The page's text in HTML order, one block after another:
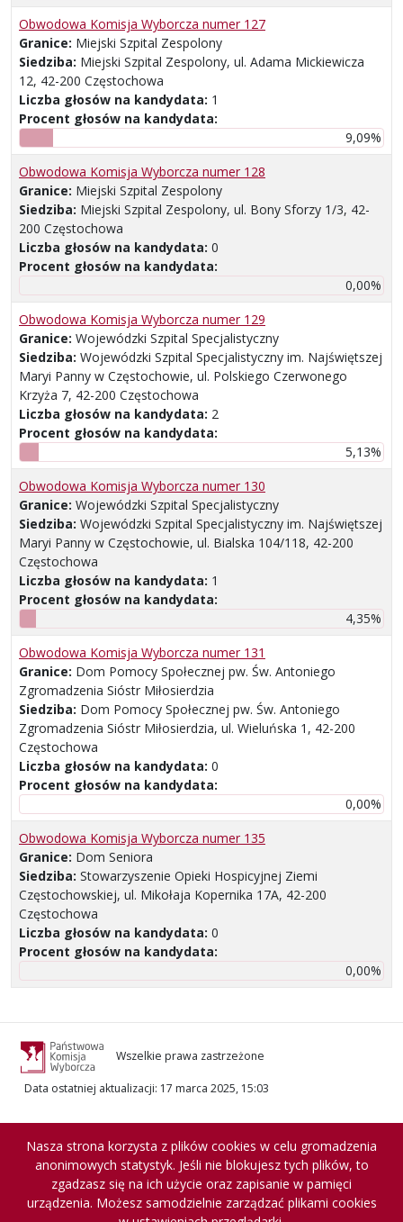
Obwodowa Komisja Wyborcza numer 127
Granice: Miejski Szpital Zespolony
Siedziba: Miejski Szpital Zespolony, ul. Adama Mickiewicza
12, 42-200 Częstochowa
Liczba głosów na kandydata: 1
Procent głosów na kandydata:
9,09%
Obwodowa Komisja Wyborcza numer 128
Granice: Miejski Szpital Zespolony
Siedziba: Miejski Szpital Zespolony, ul. Bony Sforzy 1/3, 42-
200 Częstochowa
Liczba głosów na kandydata: 0
Procent głosów na kandydata:
0,00%
Obwodowa Komisja Wyborcza numer 129
Granice: Wojewódzki Szpital Specjalistyczny
Siedziba: Wojewódzki Szpital Specjalistyczny im. Najświętszej
Maryi Panny w Częstochowie, ul. Polskiego Czerwonego
Krzyża 7, 42-200 Częstochowa
Liczba głosów na kandydata: 2
Procent głosów na kandydata:
5,13%
Obwodowa Komisja Wyborcza numer 130
Granice: Wojewódzki Szpital Specjalistyczny
Siedziba: Wojewódzki Szpital Specjalistyczny im. Najświętszej
Maryi Panny w Częstochowie, ul. Bialska 104/118, 42-200
Częstochowa
Liczba głosów na kandydata: 1
Procent głosów na kandydata:
4,35%
Obwodowa Komisja Wyborcza numer 131
Granice: Dom Pomocy Społecznej pw. Św. Antoniego
Zgromadzenia Sióstr Miłosierdzia
Siedziba: Dom Pomocy Społecznej pw. Św. Antoniego
Zgromadzenia Sióstr Miłosierdzia, ul. Wieluńska 1, 42-200
Częstochowa
Liczba głosów na kandydata: 0
Procent głosów na kandydata:
0,00%
Obwodowa Komisja Wyborcza numer 135
Granice: Dom Seniora
Siedziba: Stowarzyszenie Opieki Hospicyjnej Ziemi
Częstochowskiej, ul. Mikołaja Kopernika 17A, 42-200
Częstochowa
Liczba głosów na kandydata: 0
Procent głosów na kandydata:
0,00%
Wszelkie prawa zastrzeżone
Data ostatniej aktualizacji: 17 marca 2025, 15:03
Nasza strona korzysta z plików cookies w celu gromadzenia
anonimowych statystyk. Jeśli nie blokujesz tych plików, to
zgadzasz się na ich użycie oraz zapisanie w pamięci
urządzenia. Możesz samodzielnie zarządzać plikami cookies